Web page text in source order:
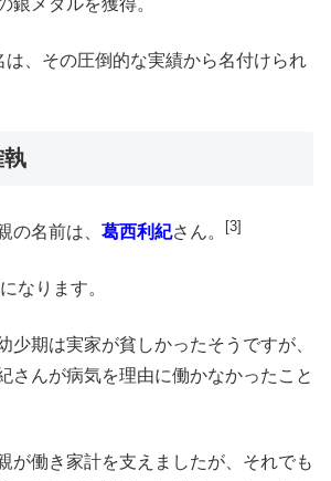
銀メダルを獲得。
は、その圧倒的な実績から名付けられ
の名前は、 葛西利紀さん。 [3]
なります。
少期は実家が貧しかったそうですが、
さんが病気を理由に働かなかったこと
が働き家計を支えましたが、それでも